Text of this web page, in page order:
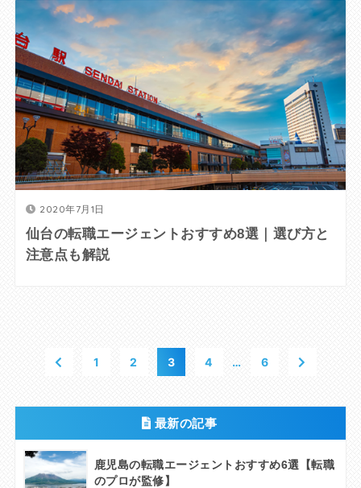
2020年7月1日
仙台の転職エージェントおすすめ8選｜選び方と
注意点も解説
1 2 3 4 … 6
最新の記事
鹿児島の転職エージェントおすすめ6選【転職
のプロが監修】